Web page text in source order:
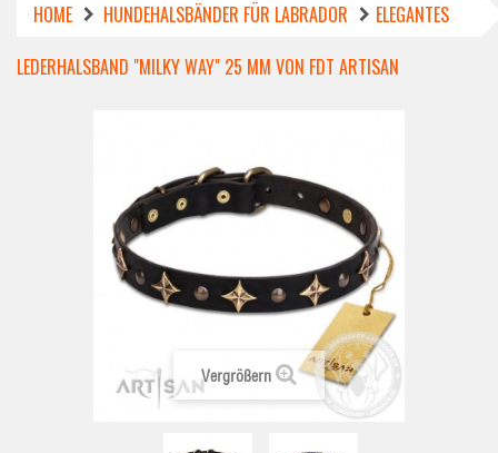
HOME HUNDEHALSBÄNDER FÜR LABRADOR
ELEGANTES
LEDERHALSBAND "MILKY WAY" 25 MM VON FDT ARTISAN
Vergrößern